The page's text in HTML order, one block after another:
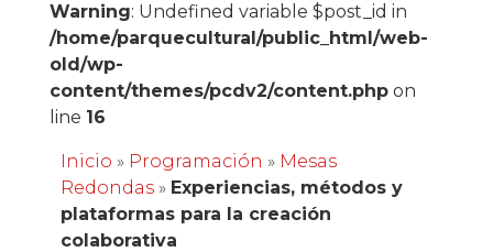
Warning: Undefined variable $post_id in
/home/parquecultural/public_html/web-
old/wp-
content/themes/pcdv2/content.phpon
line 16
Inicio » Programación » Mesas
Redondas» Experiencias, métodos y
plataformas para la creación
colaborativa